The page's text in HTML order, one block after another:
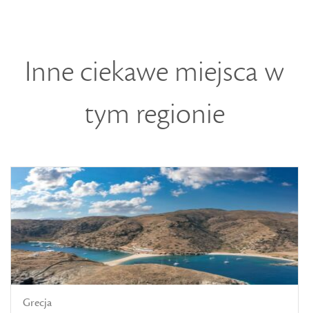
Inne ciekawe miejsca w
tym regionie
Grecja